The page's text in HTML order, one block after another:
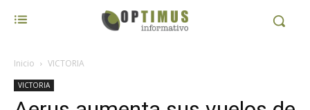
Inicio VICTORIA
VICTORIA